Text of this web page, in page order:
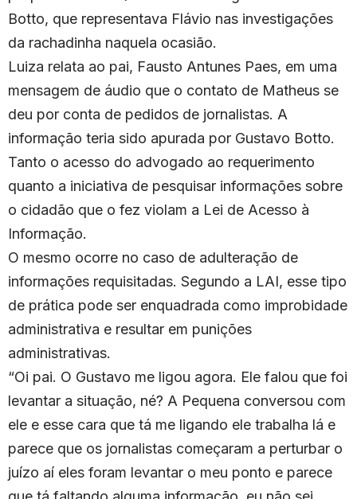
Botto, que representava Flávio nas investigações
da rachadinha naquela ocasião.
Luiza relata ao pai, Fausto Antunes Paes, em uma
mensagem de áudio que o contato de Matheus se
deu por conta de pedidos de jornalistas. A
informação teria sido apurada por Gustavo Botto.
Tanto o acesso do advogado ao requerimento
quanto a iniciativa de pesquisar informações sobre
o cidadão que o fez violam a Lei de Acesso à
Informação.
O mesmo ocorre no caso de adulteração de
informações requisitadas. Segundo a LAI, esse tipo
de prática pode ser enquadrada como improbidade
administrativa e resultar em punições
administrativas.
“Oi pai. O Gustavo me ligou agora. Ele falou que foi
levantar a situação, né? A Pequena conversou com
ele e esse cara que tá me ligando ele trabalha lá e
parece que os jornalistas começaram a perturbar o
juízo aí eles foram levantar o meu ponto e parece